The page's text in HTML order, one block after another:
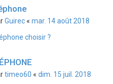
Guirec« mar. 14 août 2018
choisir ?
timeo60 « dim. 15 juil. 2018